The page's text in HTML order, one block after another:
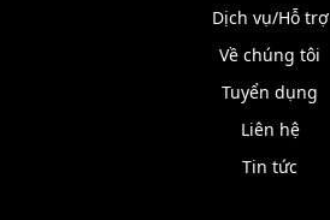
Dịch vụ/Hỗ trợ
Về chúng tôi
Tuyển dụng
Liên hệ
Tin tức